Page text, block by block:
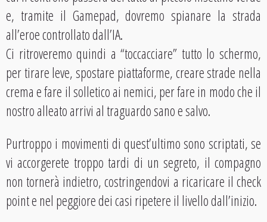
e, tramite il Gamepad, dovremo spianare la strada
all’eroe controllato dall’IA.
Ci ritroveremo quindi a “toccacciare” tutto lo schermo,
per tirare leve, spostare piattaforme, creare strade nella
crema e fare il solletico ai nemici, per fare in modo che il
nostro alleato arrivi al traguardo sano e salvo.
Purtroppo i movimenti di quest’ultimo sono scriptati, se
vi accorgerete troppo tardi di un segreto, il compagno
non tornerà indietro, costringendovi a ricaricare il check
point e nel peggiore dei casi ripetere il livello dall’inizio.